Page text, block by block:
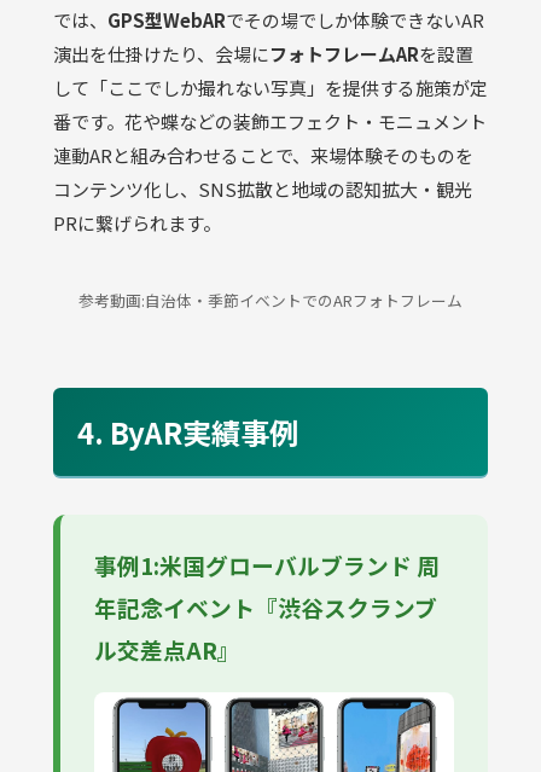
では、 GPS型WebARでその場でしか体験できないAR
演出を仕掛けたり、会場にフォトフレームARを設置
して「ここでしか撮れない写真」を提供する施策が定
番です。花や蝶などの装飾エフェクト・モニュメント
連動ARと組み合わせることで、来場体験そのものを
コンテンツ化し、SNS拡散と地域の認知拡大・観光
PRに繋げられます。
参考動画:自治体・季節イベントでのARフォトフレーム
4. ByAR実績事例
事例1:米国グローバルブランド 周
年記念イベント『渋谷スクランブ
ル交差点AR』